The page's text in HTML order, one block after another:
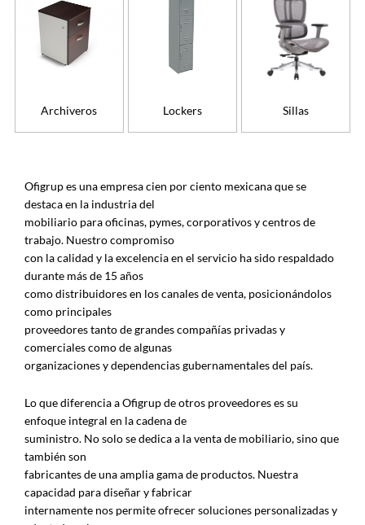
Archiveros Lockers Sillas
Ofigrup es una empresa cien por ciento mexicana que se
destaca en la industria del
mobiliario para oficinas, pymes, corporativos y centros de
trabajo. Nuestro compromiso
con la calidad y la excelencia en el servicio ha sido respaldado
durante más de 15 años
como distribuidores en los canales de venta, posicionándolos
como principales
proveedores tanto de grandes compañías privadas y
comerciales como de algunas
organizaciones y dependencias gubernamentales del país.
Lo que diferencia a Ofigrup de otros proveedores es su
enfoque integral en la cadena de
suministro. No solo se dedica a la venta de mobiliario, sino que
también son
fabricantes de una amplia gama de productos. Nuestra
capacidad para diseñar y fabricar
internamente nos permite ofrecer soluciones personalizadas y